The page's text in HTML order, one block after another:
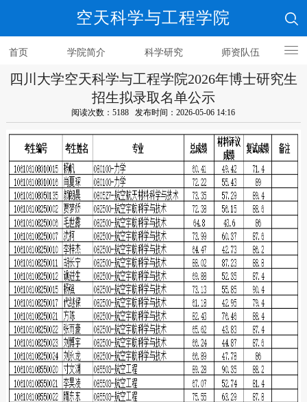
空天科学与工程学院
首页 学院简介 科学研究 师资队伍
人才培养
四川大学空天科学与工程学院2026年博士研究生
招生拟录取名单公示
阅读次数：5188 发布时间：2026-05-06 14:16